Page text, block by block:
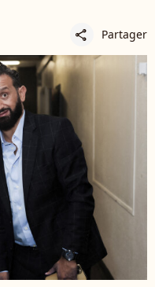
share Partager